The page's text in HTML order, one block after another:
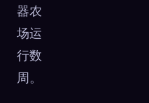
器农
场运
行数
周。